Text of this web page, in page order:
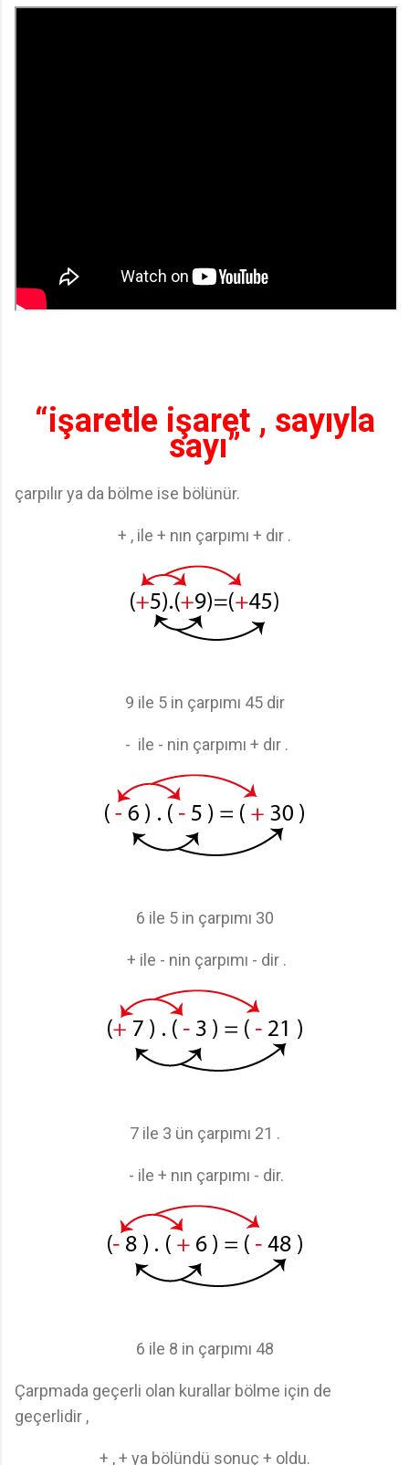
“işaretle işaret , sayıyla
sayı”
çarpılır ya da bölme ise bölünür.
+ , ile + nın çarpımı + dır .
9 ile 5 in çarpımı 45 dir
- ile - nin çarpımı + dır .
6 ile 5 in çarpımı 30
+ ile - nin çarpımı - dir .
7 ile 3 ün çarpımı 21 .
- ile + nın çarpımı - dir.
6 ile 8 in çarpımı 48
Çarpmada geçerli olan kurallar bölme için de
geçerlidir ,
+ , + ya bölündü sonuç + oldu.